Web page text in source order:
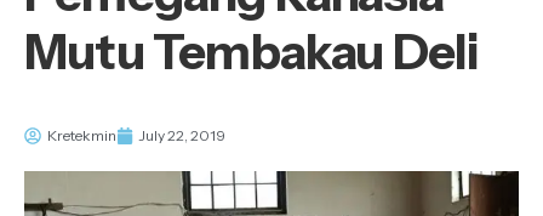
Mutu Tembakau Deli
Kretekmin July 22, 2019